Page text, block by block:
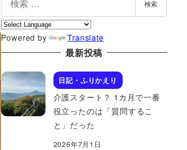
索
検索
Powered by Translate
最新投稿
日記・ふりかえり
介護スタート？ 1カ月で一番
役立ったのは「質問するこ
と」だった
2026年7月1日